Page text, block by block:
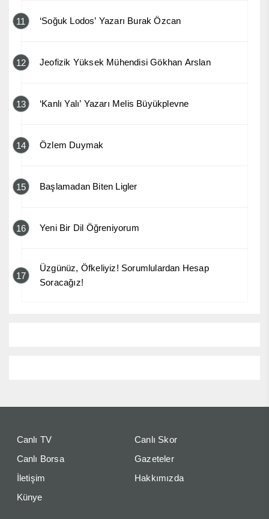
11 ‘Soğuk Lodos’ Yazarı Burak Özcan
12 Jeofizik Yüksek Mühendisi Gökhan Arslan
13 ‘Kanlı Yalı’ Yazarı Melis Büyükplevne
14 Özlem Duymak
15 Başlamadan Biten Ligler
16 Yeni Bir Dil Öğreniyorum
17
Üzgünüz, Öfkeliyiz! Sorumlulardan Hesap
Soracağız!
Canlı TV
Canlı Skor
Canlı Borsa
Gazeteler
İletişim
Hakkımızda
Künye